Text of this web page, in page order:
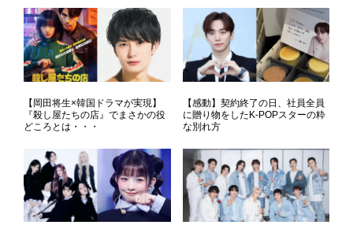
【岡田将生×韓国ドラマが実現】
『殺し屋たちの店』でまさかの役
どころとは・・・
【感動】契約終了の日、社員全員
に贈り物をしたK-POPスターの粋
な別れ方